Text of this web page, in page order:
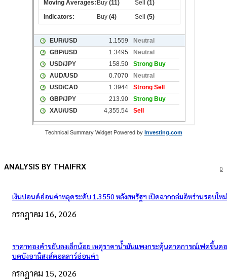
Technical Summary Widget Powered by Investing.com
0
ANALYSIS BY THAIFRX
เงินปอนด์อ่อนค่าหลุดระดับ 1.3550 หลังสหรัฐฯ เปิดฉากถล่มอิหร่านรอบใหม่
กรกฎาคม 16, 2026
ราคาทองคำขยับลงเล็กน้อย เหตุราคาน้ำมันแพงกระตุ้นคาดการณ์เฟดขึ้นด
บดบังอานิสงส์ดอลลาร์อ่อนค่า
กรกฎาคม 15, 2026